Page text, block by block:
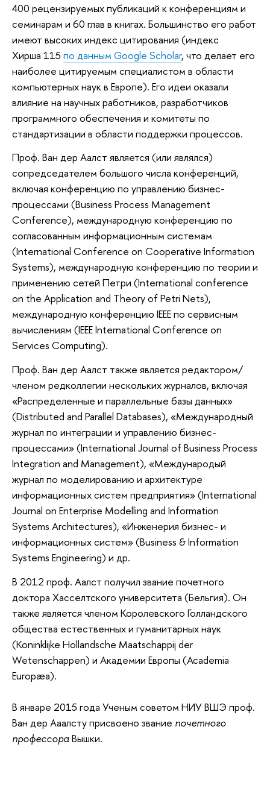
400 рецензируемых публикаций к конференциям и
семинарам и 60 глав в книгах. Большинство его работ
имеют высоких индекс цитирования (индекс
Хирша 115 по данным Google Scholar, что делает его
наиболее цитируемым специалистом в области
компьютерных наук в Европе). Его идеи оказали
влияние на научных работников, разработчиков
программного обеспечения и комитеты по
стандартизации в области поддержки процессов.
Проф. Ван дер Аалст является (или являлся)
сопредседателем большого числа конференций,
включая конференцию по управлению бизнес-
процессами (Business Process Management
Conference), международную конференцию по
согласованным информационным системам
(International Conference on Cooperative Information
Systems), международную конференцию по теории и
применению сетей Петри (International conference
on the Application and Theory of Petri Nets),
международную конференцию IEEE по сервисным
вычислениям (IEEE International Conference on
Services Computing).
Проф. Ван дер Аалст также является редактором/
членом редколлегии нескольких журналов, включая
«Распределенные и параллельные базы данных»
(Distributed and Parallel Databases), «Международный
журнал по интеграции и управлению бизнес-
процессами» (International Journal of Business Process
Integration and Management), «Международый
журнал по моделированию и архитектуре
информационных систем предприятия» (International
Journal on Enterprise Modelling and Information
Systems Architectures), «Инженерия бизнес- и
информационных систем» (Business & Information
Systems Engineering) и др.
В 2012 проф. Аалст получил звание почетного
доктора Хасселтского университета (Бельгия). Он
также является членом Королевского Голландского
общества естественных и гуманитарных наук
(Koninklijke Hollandsche Maatschappij der
Wetenschappen) и Академии Европы (Academia
Europæa).
В январе 2015 года Ученым советом НИУ ВШЭ проф.
Ван дер Ааалсту присвоено звание почетного
профессораВышки.